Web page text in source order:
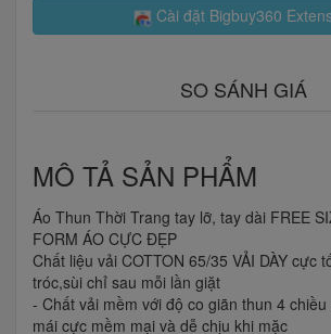
Cài đặt Bigbuy360
SO SÁNH GIÁ
MÔ TẢ SẢN PHẨM
Áo Thun Thời Trang tay lỡ, tay dài FREE
FORM ÁO CỰC ĐẸP
Chất liệu vải COTTON 65/35 VẢI DÀY cực
tróc,sùi chỉ sau mỗi lần giặt
- Chất vải mềm với độ co giãn thun 4
mái cực mềm mại và dễ chịu khi mặc